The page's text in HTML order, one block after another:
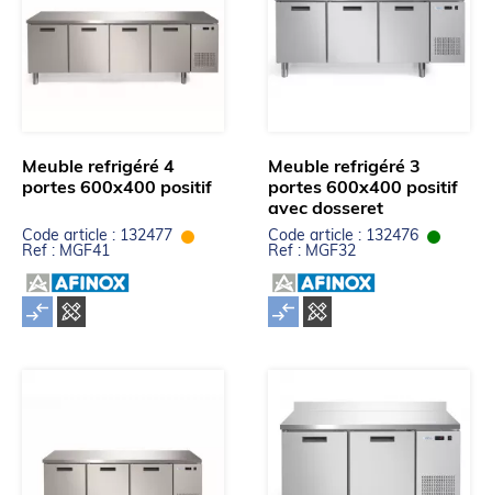
Meuble refrigéré 4
portes 600x400 positif
Code article : 132477
Ref : MGF41
Meuble refrigéré 3
portes 600x400 positif
avec dosseret
Code article : 132476
Ref : MGF32